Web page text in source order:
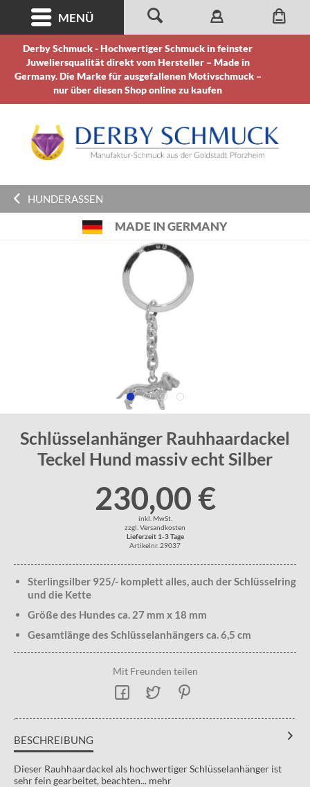
Derby Schmuck - Hochwertiger Schmuck in feinster
Juweliersqualität direkt vom Hersteller – Made in
Germany. Die Marke für ausgefallenen Motivschmuck –
nur über diesen Shop online zu kaufen
MENÜ
HUNDERASSEN
MADE IN GERMANY
Schlüsselanhänger Rauhhaardackel
Teckel Hund massiv echt Silber
230,00 €
inkl. MwSt.
zzgl. Versandkosten
Lieferzeit 1-3 Tage
Artikelnr. 29037
Sterlingsilber 925/- komplett alles, auch der Schlüsselring
und die Kette
Größe des Hundes ca. 27 mm x 18 mm
Gesamtlänge des Schlüsselanhängers ca. 6,5 cm
Mit Freunden teilen
BESCHREIBUNG
Dieser Rauhhaardackel als hochwertiger Schlüsselanhänger ist
sehr fein gearbeitet, beachten... mehr